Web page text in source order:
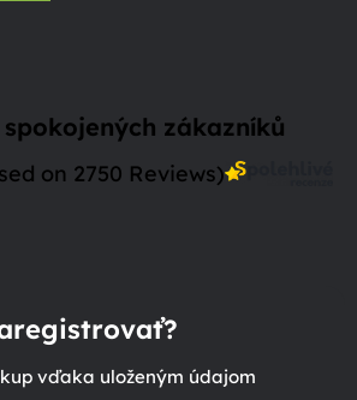
spokojených zákazníků
on 2750 Reviews)
vďaka uloženým údajom